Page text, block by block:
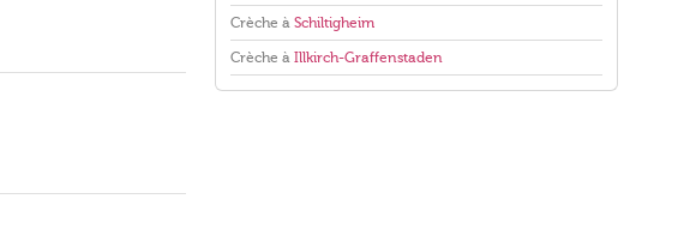
Crèche à Schiltigheim
Crèche à Illkirch-Graffenstaden